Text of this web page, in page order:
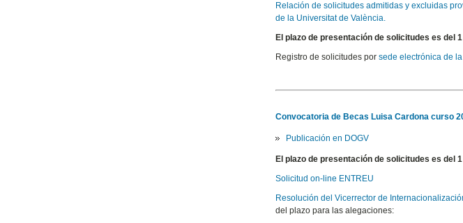
Relación de solicitudes admitidas y excluidas
de la Universitat de València.
El plazo de presentación de solicitudes es del
Registro de solicitudes por sede electrónica de
Convocatoria de Becas Luisa Cardona curso
Publicación en DOGV
El plazo de presentación de solicitudes es del
Solicitud on-line ENTREU
Resolución del Vicerrector de
del plazo para las alegaciones: